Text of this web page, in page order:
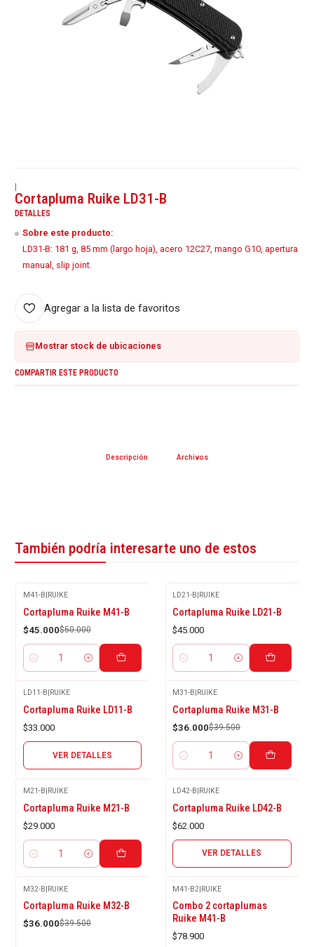
|
Cortapluma Ruike LD31-B
DETALLES
Sobre este producto:
LD31-B: 181 g, 85 mm (largo hoja), acero 12C27, mango G10, apertura
manual, slip joint.
Agregar a la lista de favoritos
Mostrar stock de ubicaciones
COMPARTIR ESTE PRODUCTO
Descripción Archivos
También podría interesarte uno de estos
-10%
OFF
M41-B|RUIKE
Cortapluma Ruike M41-B
$45.000$50.000
Cantidad
LD21-B|RUIKE
Cortapluma Ruike LD21-B
$45.000
Cantidad
LD11-B RUIKE
Cortapluma Ruike LD11-B
$33.000
VER DETALLES
-9%
OFF
M31-B RUIKE
Cortapluma Ruike M31-B
$36.000$39.500
Cantidad
M21-B|RUIKE
Cortapluma Ruike M21-B
$29.000
Cantidad
LD42-B|RUIKE
Cortapluma Ruike LD42-B
$62.000
VER DETALLES
-9%
OFF
M32-B|RUIKE
Cortapluma Ruike M32-B
$36.000$39.500
M41-B2|RUIKE
Combo 2 cortaplumas
Ruike M41-B
$78.900